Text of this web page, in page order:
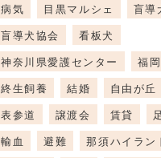
病気
目黒マルシェ
盲導
盲導犬協会
看板犬
神奈川県愛護センター
福岡
終生飼養
結婚 自由が丘
表参道
譲渡会 賃貸
輸血
避難 那須ハイラン